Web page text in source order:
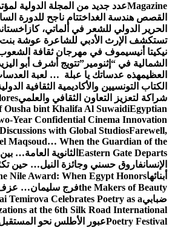
Magazineعدد جديد من المجلة الدولية
القصص هندسة الغد اختتام ناجح للدورة
الحرير الدولي للشعر في ألماتي، كازاخستان
تستكشف الإرث الأدبي للشاعرة عوشة بنت
نيكيتا أنيسيموف في مهرجان ثقافة الشعوب
الشمالية في “إثنومير”تتويج أشرف أبو
العظيمهذه عدساتك يا عبلة … لعبة
الكتاب التونسيين والأكاديمية الثقافية
شراكة لتعزيز التعاون الثقافي والعلمي
Ousha bint Khalifa Al SuwaidiEgyptian
Year Confidential Cinema Innovation
with Global StudiosFarewell,
Maqsoud… When the Guardian of the
Eastern Gate Departs الثانوية العامة…
الإنسانفاروق حسني وجائزة النيل… حين
أبنائهاNile Award: When Egypt Honors
the Makers of Beautyفرج سليمان…
ضبابيTemirova Celebrates Poetry as a
at the 6th Silk Road International
Poetry Festivalعبور الأطلس نحو